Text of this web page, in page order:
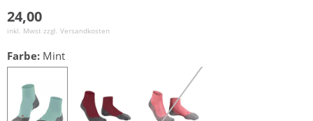
24,00
inkl. Mwst zzgl. Versandkosten
Farbe: Mint